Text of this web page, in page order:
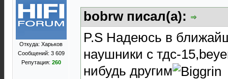
Откуда: Харьков
Сообщений: 3 609
Репутация: 260
bobrw писал(а):
P.S Надеюсь в
наушники с тдс-
нибудь другим